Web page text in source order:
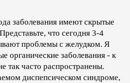
заболевания имеют скрытые
что сегодня 3-4
проблемы с желудком. Я
органические заболевания - к
так часто распространены.
диспепсическом синдроме,